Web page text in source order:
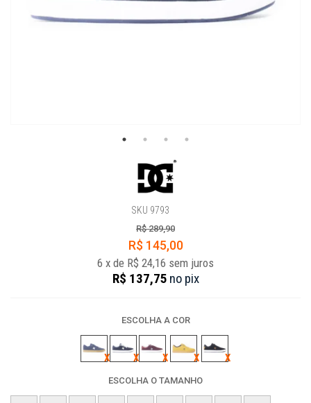
SKU 9793
R$ 289,90
R$ 145,00
6 x de R$ 24,16 sem juros
R$ 137,75 no pix
ESCOLHA A COR
ESCOLHA O TAMANHO